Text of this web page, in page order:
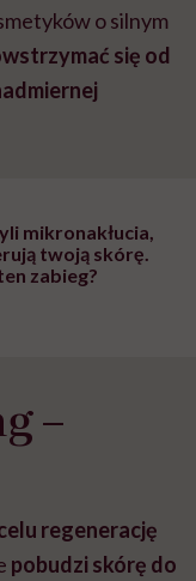
o silnym
się od
mikronakłucia,
twoją skórę.
zabieg?
–
regenerację
pobudzi skórę do